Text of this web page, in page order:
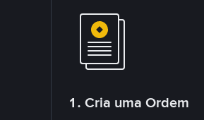
1. Cria uma Ordem